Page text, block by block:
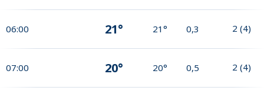
06:00 21° 21° 0,3 2 (4)
07:00 20° 20° 0,5 2 (4)